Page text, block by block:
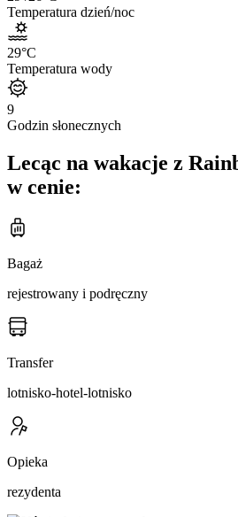
Temperatura dzień/noc
29°C
Temperatura wody
9
Godzin słonecznych
Lecąc na wakacje z
w cenie:
Bagaż
rejestrowany i podręczny
Transfer
lotnisko-hotel-lotnisko
Opieka
rezydenta